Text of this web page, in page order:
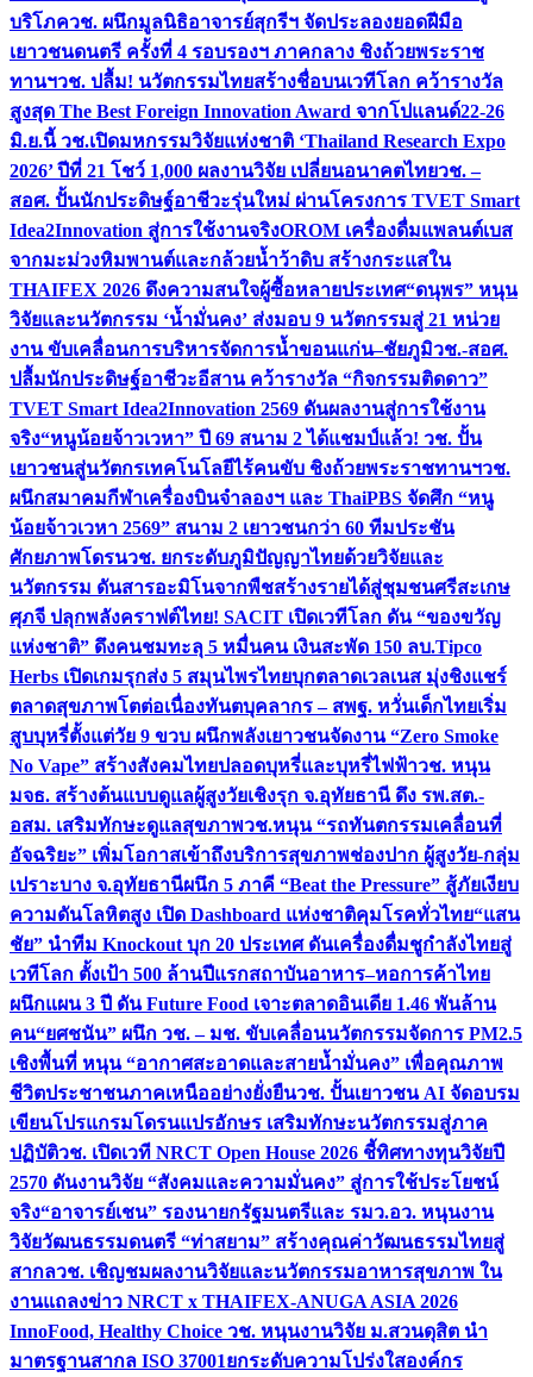
บริโภควช. ผนึกมูลนิธิอาจารย์สุกรีฯ จัดประลองยอดฝีมือ
เยาวชนดนตรี ครั้งที่ 4 รอบรองฯ ภาคกลาง ชิงถ้วยพระราช
ทานฯวช. ปลื้ม! นวัตกรรมไทยสร้างชื่อบนเวทีโลก คว้ารางวัล
สูงสุด The Best Foreign Innovation Award จากโปแลนด์22-26
มิ.ย.นี้ วช.เปิดมหกรรมวิจัยแห่งชาติ ‘Thailand Research Expo
2026’ ปีที่ 21 โชว์ 1,000 ผลงานวิจัย เปลี่ยนอนาคตไทยวช. –
สอศ. ปั้นนักประดิษฐ์อาชีวะรุ่นใหม่ ผ่านโครงการ TVET Smart
Idea2Innovation สู่การใช้งานจริงOROM เครื่องดื่มแพลนต์เบส
จากมะม่วงหิมพานต์และกล้วยน้ำว้าดิบ สร้างกระแสใน
THAIFEX 2026 ดึงความสนใจผู้ซื้อหลายประเทศ“ดนุพร” หนุน
วิจัยและนวัตกรรม ‘น้ำมั่นคง’ ส่งมอบ 9 นวัตกรรมสู่ 21 หน่วย
งาน ขับเคลื่อนการบริหารจัดการน้ำขอนแก่น–ชัยภูมิวช.-สอศ.
ปลื้มนักประดิษฐ์อาชีวะอีสาน คว้ารางวัล “กิจกรรมติดดาว”
TVET Smart Idea2Innovation 2569 ดันผลงานสู่การใช้งาน
จริง“หนูน้อยจ้าวเวหา” ปี 69 สนาม 2 ได้แชมป์แล้ว! วช. ปั้น
เยาวชนสู่นวัตกรเทคโนโลยีไร้คนขับ ชิงถ้วยพระราชทานฯวช.
ผนึกสมาคมกีฬาเครื่องบินจำลองฯ และ ThaiPBS จัดศึก “หนู
น้อยจ้าวเวหา 2569” สนาม 2 เยาวชนกว่า 60 ทีมประชัน
ศักยภาพโดรนวช. ยกระดับภูมิปัญญาไทยด้วยวิจัยและ
นวัตกรรม ดันสารอะมิโนจากพืชสร้างรายได้สู่ชุมชนศรีสะเกษ
ศุภจี ปลุกพลังคราฟต์ไทย! SACIT เปิดเวทีโลก ดัน “ของขวัญ
แห่งชาติ” ดึงคนชมทะลุ 5 หมื่นคน เงินสะพัด 150 ลบ.Tipco
Herbs เปิดเกมรุกส่ง 5 สมุนไพรไทยบุกตลาดเวลเนส มุ่งชิงแชร์
ตลาดสุขภาพโตต่อเนื่องทันตบุคลากร – สพฐ. หวั่นเด็กไทยเริ่ม
สูบบุหรี่ตั้งแต่วัย 9 ขวบ ผนึกพลังเยาวชนจัดงาน “Zero Smoke
No Vape” สร้างสังคมไทยปลอดบุหรี่และบุหรี่ไฟฟ้าวช. หนุน
มจธ. สร้างต้นแบบดูแลผู้สูงวัยเชิงรุก จ.อุทัยธานี ดึง รพ.สต.-
อสม. เสริมทักษะดูแลสุขภาพวช.หนุน “รถทันตกรรมเคลื่อนที่
อัจฉริยะ” เพิ่มโอกาสเข้าถึงบริการสุขภาพช่องปาก ผู้สูงวัย-กลุ่ม
เปราะบาง จ.อุทัยธานีผนึก 5 ภาคี “Beat the Pressure” สู้ภัยเงียบ
ความดันโลหิตสูง เปิด Dashboard แห่งชาติคุมโรคทั่วไทย“แสน
ชัย” นำทีม Knockout บุก 20 ประเทศ ดันเครื่องดื่มชูกำลังไทยสู่
เวทีโลก ตั้งเป้า 500 ล้านปีแรกสถาบันอาหาร–หอการค้าไทย
ผนึกแผน 3 ปี ดัน Future Food เจาะตลาดอินเดีย 1.46 พันล้าน
คน“ยศชนัน” ผนึก วช. – มช. ขับเคลื่อนนวัตกรรมจัดการ PM2.5
เชิงพื้นที่ หนุน “อากาศสะอาดและสายน้ำมั่นคง” เพื่อคุณภาพ
ชีวิตประชาชนภาคเหนืออย่างยั่งยืนวช. ปั้นเยาวชน AI จัดอบรม
เขียนโปรแกรมโดรนแปรอักษร เสริมทักษะนวัตกรรมสู่ภาค
ปฏิบัติวช. เปิดเวที NRCT Open House 2026 ชี้ทิศทางทุนวิจัยปี
2570 ดันงานวิจัย “สังคมและความมั่นคง” สู่การใช้ประโยชน์
จริง“อาจารย์เชน” รองนายกรัฐมนตรีและ รมว.อว. หนุนงาน
วิจัยวัฒนธรรมดนตรี “ท่าสยาม” สร้างคุณค่าวัฒนธรรมไทยสู่
สากลวช. เชิญชมผลงานวิจัยและนวัตกรรมอาหารสุขภาพ ใน
งานแถลงข่าว NRCT x THAIFEX-ANUGA ASIA 2026
InnoFood, Healthy Choice วช. หนุนงานวิจัย ม.สวนดุสิต นำ
มาตรฐานสากล ISO 37001ยกระดับความโปร่งใสองค์กร